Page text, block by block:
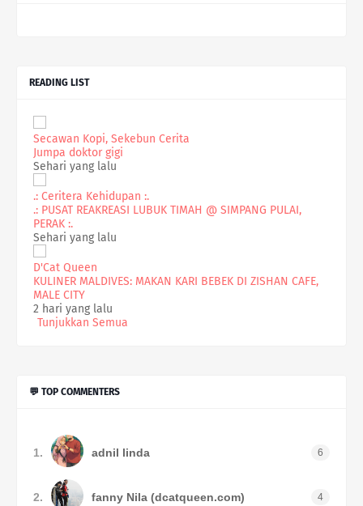
READING LIST
Secawan Kopi, Sekebun Cerita
Jumpa doktor gigi
Sehari yang lalu
.: Ceritera Kehidupan :.
.: PUSAT REAKREASI LUBUK TIMAH @ SIMPANG PULAI,
PERAK :.
Sehari yang lalu
D'Cat Queen
KULINER MALDIVES: MAKAN KARI BEBEK DI ZISHAN CAFE,
MALE CITY
2 hari yang lalu
Tunjukkan Semua
💬 TOP COMMENTERS
1. adnil linda 6
2. fanny Nila (dcatqueen.com) 4